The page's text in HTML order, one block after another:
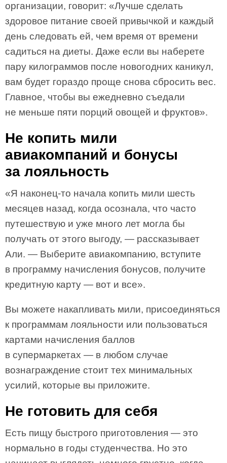
организации, говорит: «Лучше сделать
здоровое питание своей привычкой и каждый
день следовать ей, чем время от времени
садиться на диеты. Даже если вы наберете
пару килограммов после новогодних каникул,
вам будет гораздо проще снова сбросить вес.
Главное, чтобы вы ежедневно съедали
не меньше пяти порций овощей и фруктов».
Не копить мили
авиакомпаний и бонусы
за лояльность
«Я наконец-то начала копить мили шесть
месяцев назад, когда осознала, что часто
путешествую и уже много лет могла бы
получать от этого выгоду, — рассказывает
Али. — Выберите авиакомпанию, вступите
в программу начисления бонусов, получите
кредитную карту — вот и все».
Вы можете накапливать мили, присоединяться
к программам лояльности или пользоваться
картами начисления баллов
в супермаркетах — в любом случае
вознаграждение стоит тех минимальных
усилий, которые вы приложите.
Не готовить для себя
Есть пищу быстрого приготовления — это
нормально в годы студенчества. Но это